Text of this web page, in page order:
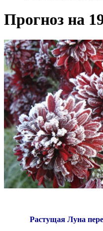
Прогноз на
Растущая Луна